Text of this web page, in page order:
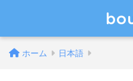
ホーム 日本語